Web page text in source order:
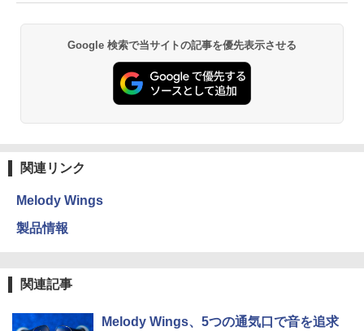
Google 検索で当サイトの記事を優先表示させる
関連リンク
Melody Wings
製品情報
関連記事
Melody Wings、5つの通気口で音を追求